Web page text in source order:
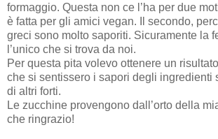
formaggio. Questa non ce l’ha per due
è fatta per gli amici vegan. Il secondo,
greci sono molto saporiti. Sicuramente la
l’unico che si trova da noi.
Per questa pita volevo ottenere un
che si sentissero i sapori degli ingredienti
di altri forti.
Le zucchine provengono dall’orto della
che ringrazio!